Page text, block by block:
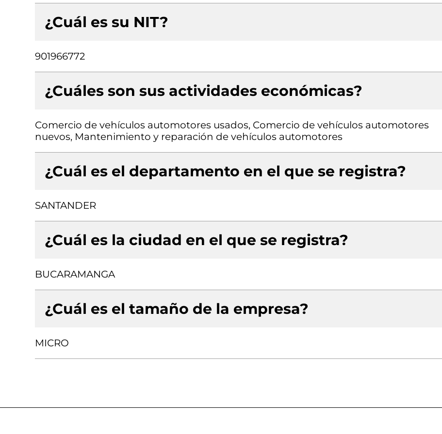
¿Cuál es su NIT?
901966772
¿Cuáles son sus actividades económicas?
Comercio de vehículos automotores usados, Comercio de vehículos automotores
nuevos, Mantenimiento y reparación de vehículos automotores
¿Cuál es el departamento en el que se registra?
SANTANDER
¿Cuál es la ciudad en el que se registra?
BUCARAMANGA
¿Cuál es el tamaño de la empresa?
MICRO